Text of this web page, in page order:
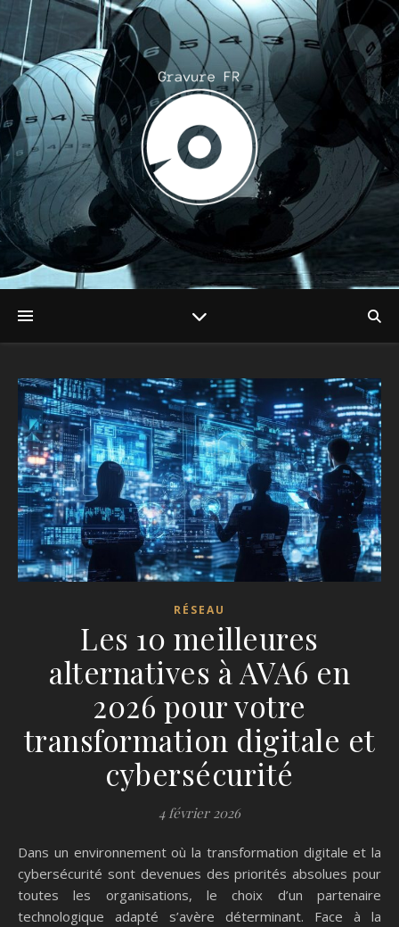
RÉSEAU
Les 10 meilleures
alternatives à AVA6 en
2026 pour votre
transformation digitale et
cybersécurité
4 février 2026
Dans un environnement où la transformation digitale et la
cybersécurité sont devenues des priorités absolues pour
toutes les organisations, le choix d’un partenaire
technologique adapté s’avère déterminant. Face à la